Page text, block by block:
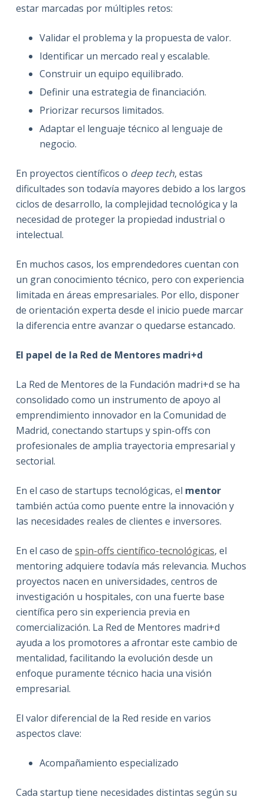
estar marcadas por múltiples retos:
Validar el problema y la propuesta de valor.
Identificar un mercado real y escalable.
Construir un equipo equilibrado.
Definir una estrategia de financiación.
Priorizar recursos limitados.
Adaptar el lenguaje técnico al lenguaje de
negocio.
En proyectos científicos o deep tech, estas
dificultades son todavía mayores debido a los largos
ciclos de desarrollo, la complejidad tecnológica y la
necesidad de proteger la propiedad industrial o
intelectual.
En muchos casos, los emprendedores cuentan con
un gran conocimiento técnico, pero con experiencia
limitada en áreas empresariales. Por ello, disponer
de orientación experta desde el inicio puede marcar
la diferencia entre avanzar o quedarse estancado.
El papel de la Red de Mentores madri+d
La Red de Mentores de la Fundación madri+d se ha
consolidado como un instrumento de apoyo al
emprendimiento innovador en la Comunidad de
Madrid, conectando startups y spin-offs con
profesionales de amplia trayectoria empresarial y
sectorial.
En el caso de startups tecnológicas, el mentor
también actúa como puente entre la innovación y
las necesidades reales de clientes e inversores.
En el caso de spin-offs científico-tecnológicas, el
mentoring adquiere todavía más relevancia. Muchos
proyectos nacen en universidades, centros de
investigación u hospitales, con una fuerte base
científica pero sin experiencia previa en
comercialización. La Red de Mentores madri+d
ayuda a los promotores a afrontar este cambio de
mentalidad, facilitando la evolución desde un
enfoque puramente técnico hacia una visión
empresarial.
El valor diferencial de la Red reside en varios
aspectos clave:
Acompañamiento especializado
Cada startup tiene necesidades distintas según su